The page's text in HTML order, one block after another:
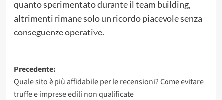
quanto sperimentato durante il team building,
altrimenti rimane solo un ricordo piacevole senza
conseguenze operative.
Navigazione
articolo
Precedente:
Quale sito è più affidabile per le recensioni? Come evitare
truffe e imprese edili non qualificate